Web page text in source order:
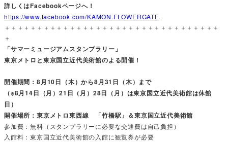
詳しくはFacebookページへ！
https://www.facebook.com/KAMON.FLOWERGATE
＋＋＋＋＋＋＋＋＋＋＋＋＋＋＋＋＋＋＋＋＋＋＋＋＋＋＋＋＋＋＋＋＋
＋
「サマーミュージアムスタンプラリー」
東京メトロと東京国立近代美術館のよる開催！
開催期間：8月10日（木）から8月31日（木）まで
（※8月14日（月）21日（月）28日（月）は東京国立近代美術館は休館
日）
開催場所：東京メトロ東西線 「竹橋駅」＆東京国立近代美術館
参加費：無料（スタンプラリーに必要な交通費は自己負担）
入館料：東京国立近代美術館の入館に観覧券が必要